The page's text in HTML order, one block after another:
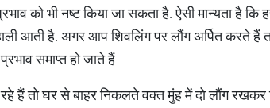
को भी नष्ट किया जा सकता है. ऐसी मान्यता है कि
आती है. अगर आप शिवलिंग पर लौंग अर्पित करते हैं
समाप्त हो जाते हैं.
हैं तो घर से बाहर निकलते वक्त मुंह में दो लौंग